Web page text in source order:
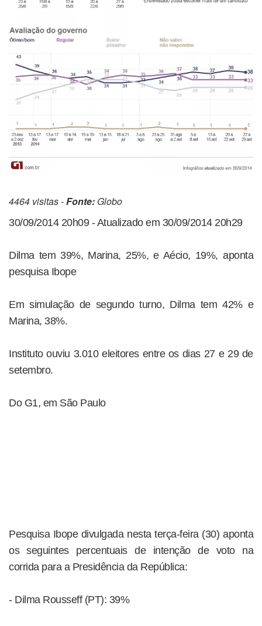
4464 visitas -Fonte: Globo
30/09/2014 20h09 - Atualizado em 30/09/2014 20h29
Dilma tem 39%, Marina, 25%, e Aécio, 19%, aponta
pesquisa Ibope
Em simulação de segundo turno, Dilma tem 42% e
Marina, 38%.
Instituto ouviu 3.010 eleitores entre os dias 27 e 29 de
setembro.
Do G1, em São Paulo
Pesquisa Ibope divulgada nesta terça-feira (30) aponta
os seguintes percentuais de intenção de voto na
corrida para a Presidência da República:
- Dilma Rousseff (PT): 39%